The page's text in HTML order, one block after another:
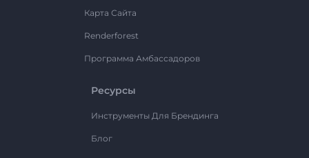
Карта Сайта
Renderforest
Программа Амбассадоров
Ресурсы
Инструменты Для Брендинга
Блог